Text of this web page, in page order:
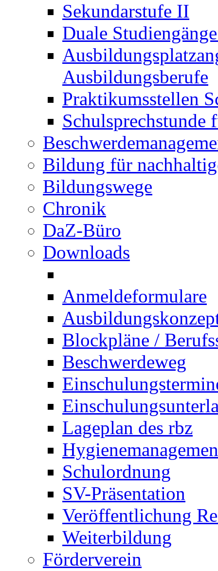
Sekundarstufe II
Duale
Ausbildungsberufe
Praktikumsstellen
Schulsprechstunde
Bildung für
Bildungswege
Chronik
DaZ-Büro
Downloads
Anmeldeformulare
Blockpläne /
Beschwerdeweg
Lageplan des rbz
Schulordnung
SV-Präsentation
Veröffentlichung
Weiterbildung
Förderverein